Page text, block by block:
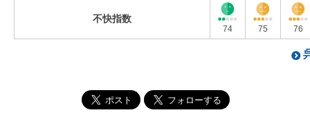
不快指数
74 75 76